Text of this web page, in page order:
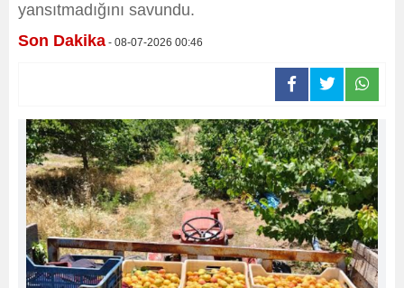
yansıtmadığını savundu.
Son Dakika - 08-07-2026 00:46